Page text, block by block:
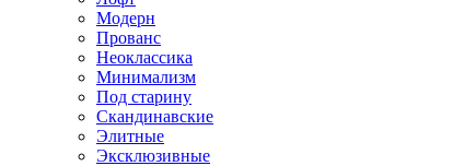
Модерн
Прованс
Неоклассика
Минимализм
Под старину
Скандинавские
Элитные
Эксклюзивные